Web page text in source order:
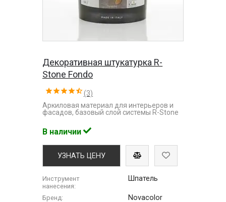
Декоративная штукатурка R-
Stone Fondo
(3)
Аркиловая материал для интерьеров и
фасадов, базовый слой системы R-Stone
В наличии
УЗНАТЬ ЦЕНУ
Инструмент
нанесения:
Шпатель
Бренд: Novacolor